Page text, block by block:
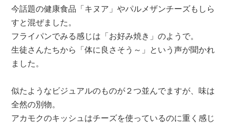
今話題の健康食品「キヌア」やパルメザンチーズもしら
すと混ぜました。
フライパンでみる感じは「お好み焼き」のようで。
生徒さんたちから「体に良さそう～」という声が聞かれ
ました。
似たようなビジュアルのものが２つ並んでますが、味は
全然の別物。
アカモクのキッシュはチーズを使っているのに重く感じ